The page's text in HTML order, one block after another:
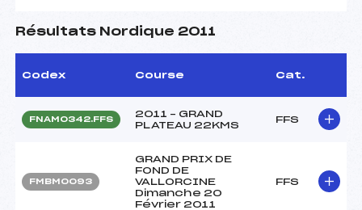
Résultats Nordique 2011
Codex Course Cat.
FNAM0342.FFS
2011 – GRAND
PLATEAU 22KMS
FFS
FMBM0093
GRAND PRIX DE
FOND DE
VALLORCINE
Dimanche 20
Février 2011
FFS